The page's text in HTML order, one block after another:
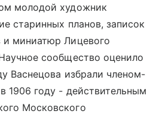
молодой художник
старинных планов, записок
и миниатюр Лицевого
сообщество оценило
Васнецова избрали членом-
1906 году - действительным
Московского